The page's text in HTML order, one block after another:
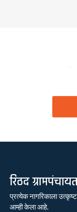
रिठद
प्रत्येक नागरिकाला
आम्ही केला आहे.